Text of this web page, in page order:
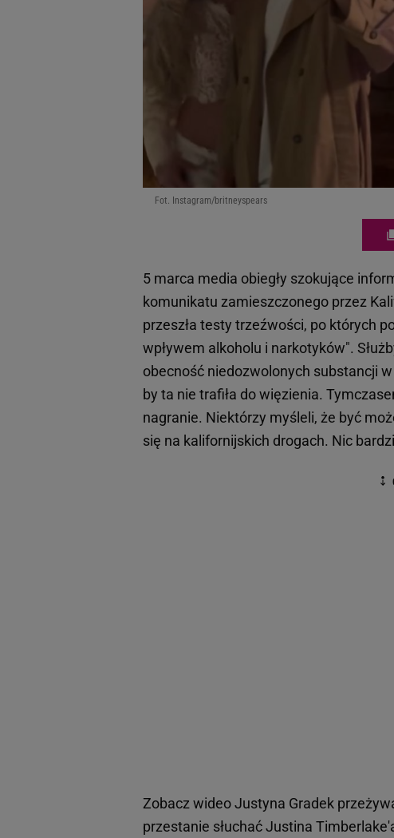
Fot. Instagram/britneyspears
5 marca media obiegły szokujące
komunikatu zamieszczonego przez
przeszła testy trzeźwości, po których
wpływem alkoholu i narkotyków".
obecność niedozwolonych substancji
by ta nie trafiła do więzienia.
nagranie. Niektórzy myśleli, że być
się na kalifornijskich drogach. Nic
Zobacz wideoJustyna Gradek
przestanie słuchać Justina